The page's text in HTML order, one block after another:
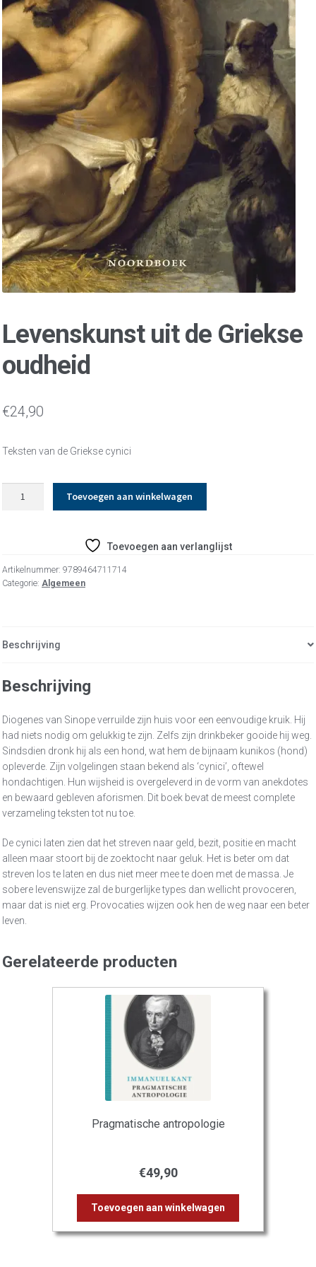
Levenskunst uit de Griekse
oudheid
€24,90
Teksten van de Griekse cynici
aantal
Toevoegen aan winkelwagen
Toevoegen aan verlanglijst
Artikelnummer: 9789464711714
Categorie: Algemeen
Beschrijving
Beschrijving
Diogenes van Sinope verruilde zijn huis voor een eenvoudige kruik. Hij
had niets nodig om gelukkig te zijn. Zelfs zijn drinkbeker gooide hij weg.
Sindsdien dronk hij als een hond, wat hem de bijnaam kunikos (hond)
opleverde. Zijn volgelingen staan bekend als ‘cynici’, oftewel
hondachtigen. Hun wijsheid is overgeleverd in de vorm van anekdotes
en bewaard gebleven aforismen. Dit boek bevat de meest complete
verzameling teksten tot nu toe.
De cynici laten zien dat het streven naar geld, bezit, positie en macht
alleen maar stoort bij de zoektocht naar geluk. Het is beter om dat
streven los te laten en dus niet meer mee te doen met de massa. Je
sobere levenswijze zal de burgerlijke types dan wellicht provoceren,
maar dat is niet erg. Provocaties wijzen ook hen de weg naar een beter
leven.
Gerelateerde producten
Pragmatische antropologie
€49,90
Toevoegen aan winkelwagen